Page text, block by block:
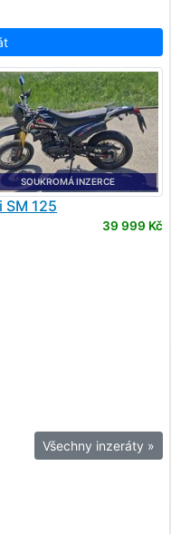
SOUKROMÁ INZERCE
SM 125
39 999 Kč
Všechny inzeráty »